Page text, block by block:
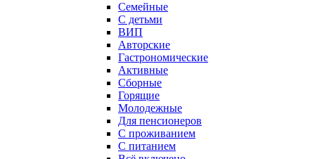
Семейные
С детьми
ВИП
Авторские
Гастрономические
Активные
Сборные
Горящие
Молодежные
Для пенсионеров
С проживанием
С питанием